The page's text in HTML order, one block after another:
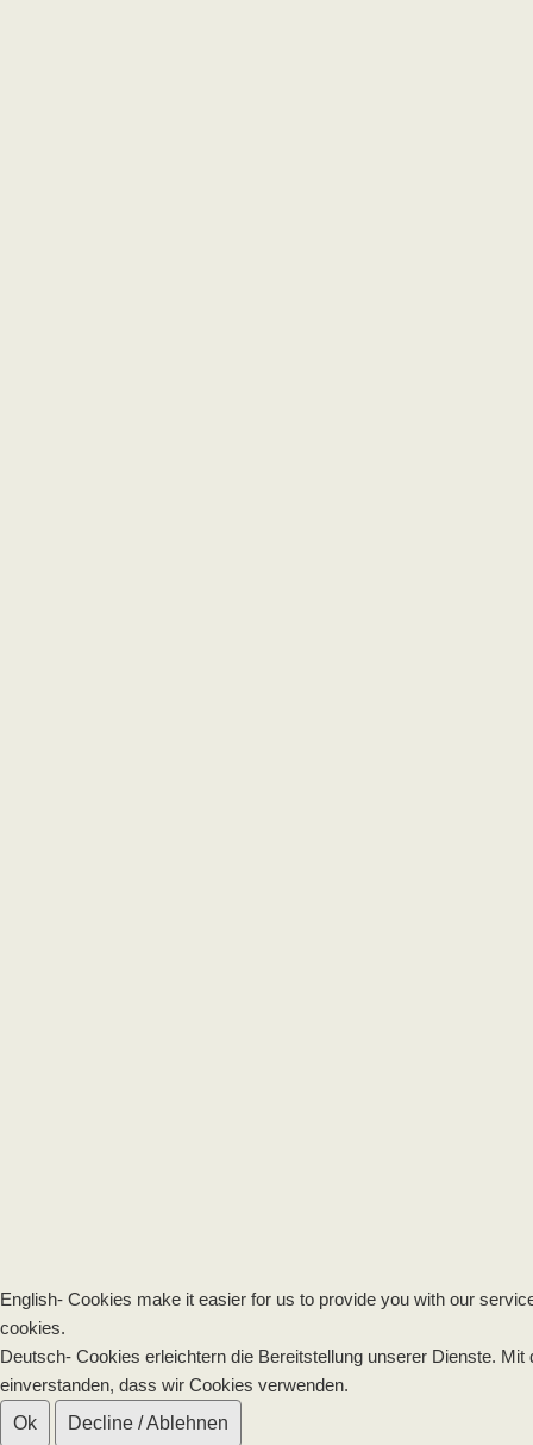
English- Cookies make it easier for us to provide you with our
cookies.
Deutsch- Cookies erleichtern die Bereitstellung unserer Dienste.
einverstanden, dass wir Cookies verwenden.
Ok
Decline / Ablehnen